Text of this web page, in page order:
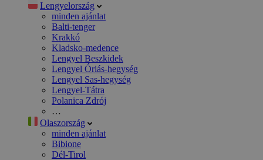
Lengyelország
minden ajánlat
Balti-tenger
Krakkó
Kladsko-medence
Lengyel Beszkidek
Lengyel Óriás-hegység
Lengyel Sas-hegység
Lengyel-Tátra
Polanica Zdrój
…
Olaszország
minden ajánlat
Bibione
Dél-Tirol